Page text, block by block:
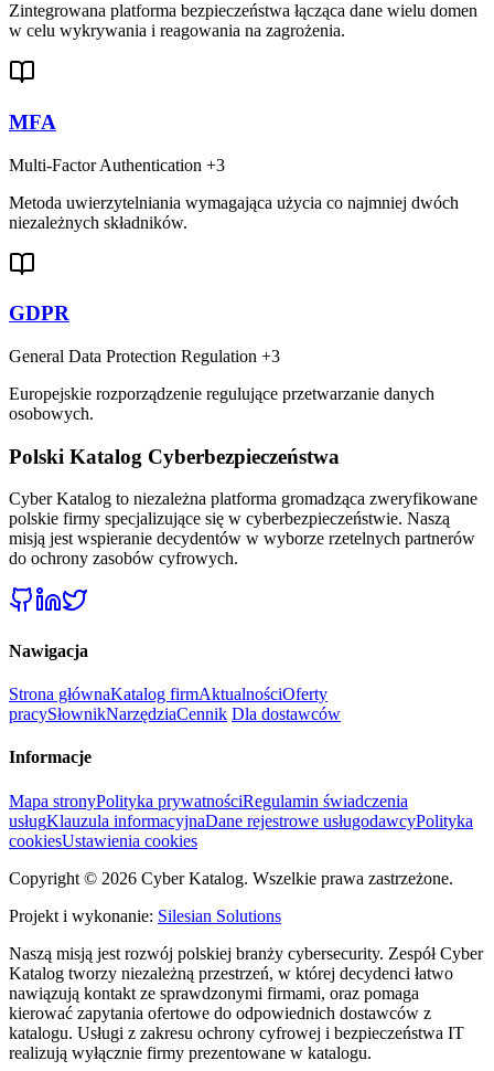
Zintegrowana platforma bezpieczeństwa łącząca dane wielu domen
w celu wykrywania i reagowania na zagrożenia.
MFA
Multi-Factor Authentication +3
Metoda uwierzytelniania wymagająca użycia co najmniej dwóch
niezależnych składników.
GDPR
General Data Protection Regulation +3
Europejskie rozporządzenie regulujące przetwarzanie danych
osobowych.
Polski Katalog Cyberbezpieczeństwa
Cyber Katalog to niezależna platforma gromadząca zweryfikowane
polskie firmy specjalizujące się w cyberbezpieczeństwie. Naszą
misją jest wspieranie decydentów w wyborze rzetelnych partnerów
do ochrony zasobów cyfrowych.
Nawigacja
Strona głównaKatalog firmAktualnościOferty
pracySłownikNarzędziaCennik Dla dostawców
Informacje
Mapa stronyPolityka prywatnościRegulamin świadczenia
usługKlauzula informacyjnaDane rejestrowe usługodawcyPolityka
cookiesUstawienia cookies
Copyright © 2026 Cyber Katalog. Wszelkie prawa zastrzeżone.
Projekt i wykonanie: Silesian Solutions
Naszą misją jest rozwój polskiej branży cybersecurity. Zespół Cyber
Katalog tworzy niezależną przestrzeń, w której decydenci łatwo
nawiązują kontakt ze sprawdzonymi firmami, oraz pomaga
kierować zapytania ofertowe do odpowiednich dostawców z
katalogu. Usługi z zakresu ochrony cyfrowej i bezpieczeństwa IT
realizują wyłącznie firmy prezentowane w katalogu.